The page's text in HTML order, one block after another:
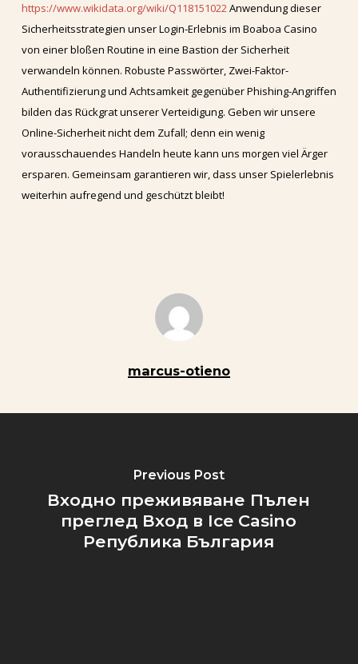
https://www.wikidata.org/wiki/Q118151022Anwendung dieser
Sicherheitsstrategien unser Login-Erlebnis im Boaboa Casino
von einer bloßen Routine in eine Bastion der Sicherheit
verwandeln können. Robuste Passwörter, Zwei-Faktor-
Authentifizierung und Achtsamkeit gegenüber Phishing-Angriffen
bilden das Rückgrat unserer Verteidigung. Geben wir unsere
Online-Sicherheit nicht dem Zufall; denn ein wenig
vorausschauendes Handeln heute kann uns morgen viel Ärger
ersparen. Gemeinsam garantieren wir, dass unser Spielerlebnis
weiterhin aufregend und geschützt bleibt!
marcus-otieno
Previous Post
Входно преживяване Пълен
преглед Вход в Ice Casino
Република България